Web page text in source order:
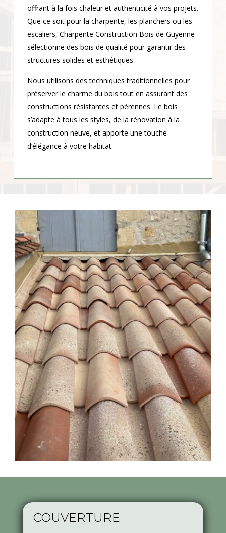
offrant à la fois chaleur et authenticité à vos projets.
Que ce soit pour la charpente, les planchers ou les
escaliers, Charpente Construction Bois de Guyenne
sélectionne des bois de qualité pour garantir des
structures solides et esthétiques.
Nous utilisons des techniques traditionnelles pour
préserver le charme du bois tout en assurant des
constructions résistantes et pérennes. Le bois
s’adapte à tous les styles, de la rénovation à la
construction neuve, et apporte une touche
d’élégance à votre habitat.
COUVERTURE